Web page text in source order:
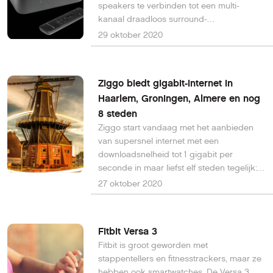
speakers te verbinden tot een multi-
kanaal draadloos surround-
geluidssysteem in HD. Deze upgrade van
jouw home-entertainmentsysteem is
125 watt per kanaal.
29 oktober 2020
Ziggo biedt gigabit-internet in
Haarlem, Groningen, Almere en nog
8 steden
Ziggo start vandaag met het aanbieden
van supersnel internet met een
downloadsnelheid tot 1 gigabit per
seconde in maar liefst elf steden tegelijk:
Groningen, Apeldoorn, Almere, Zaanstad,
Lelystad, Haarlem, Leeuwarden, Alkmaar,
27 oktober 2020
Fitbit Versa 3
Fitbit is groot geworden met
stappentellers en fitnesstrackers, maar ze